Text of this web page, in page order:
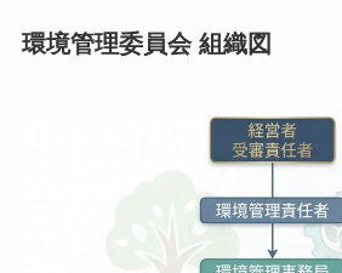
環境管理委員会 組織図